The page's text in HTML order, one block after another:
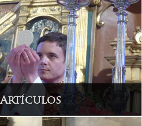
Artículos